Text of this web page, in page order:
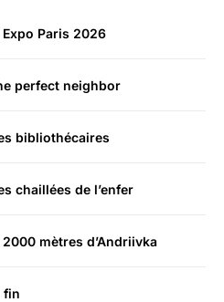
Paris 2026
perfect neighbor
bibliothécaires
chaillées de l’enfer
mètres d’Andriivka
fin